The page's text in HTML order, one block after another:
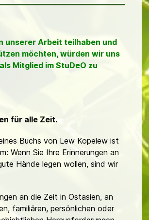
unserer Arbeit teilhaben und
möchten, würden wir uns
Mitglied im StuDeO zu
für alle Zeit.
Buchs von Lew Kopelew ist
Wenn Sie Ihre Erinnerungen an
Hände legen wollen, sind wir
an die Zeit in Ostasien, an
familiären, persönlichen oder